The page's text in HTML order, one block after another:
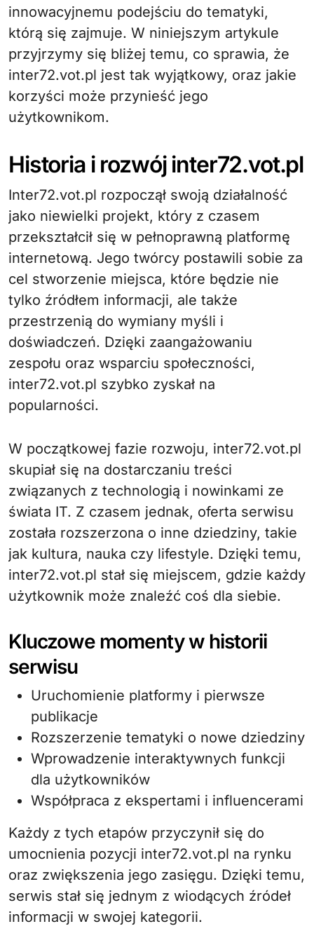
innowacyjnemu podejściu do tematyki,
którą się zajmuje. W niniejszym artykule
przyjrzymy się bliżej temu, co sprawia, że
inter72.vot.pl jest tak wyjątkowy, oraz jakie
korzyści może przynieść jego
użytkownikom.
Historia i rozwój inter72.vot.pl
Inter72.vot.pl rozpoczął swoją działalność
jako niewielki projekt, który z czasem
przekształcił się w pełnoprawną platformę
internetową. Jego twórcy postawili sobie za
cel stworzenie miejsca, które będzie nie
tylko źródłem informacji, ale także
przestrzenią do wymiany myśli i
doświadczeń. Dzięki zaangażowaniu
zespołu oraz wsparciu społeczności,
inter72.vot.pl szybko zyskał na
popularności.
W początkowej fazie rozwoju, inter72.vot.pl
skupiał się na dostarczaniu treści
związanych z technologią i nowinkami ze
świata IT. Z czasem jednak, oferta serwisu
została rozszerzona o inne dziedziny, takie
jak kultura, nauka czy lifestyle. Dzięki temu,
inter72.vot.pl stał się miejscem, gdzie każdy
użytkownik może znaleźć coś dla siebie.
Kluczowe momenty w historii
serwisu
Uruchomienie platformy i pierwsze
publikacje
Rozszerzenie tematyki o nowe dziedziny
Wprowadzenie interaktywnych funkcji
dla użytkowników
Współpraca z ekspertami i influencerami
Każdy z tych etapów przyczynił się do
umocnienia pozycji inter72.vot.pl na rynku
oraz zwiększenia jego zasięgu. Dzięki temu,
serwis stał się jednym z wiodących źródeł
informacji w swojej kategorii.